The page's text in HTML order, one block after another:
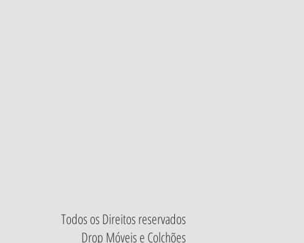
Todos os Direitos reservados
Drop Móveis e Colchões